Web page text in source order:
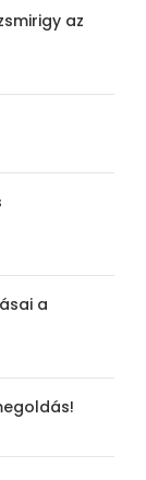
az
a